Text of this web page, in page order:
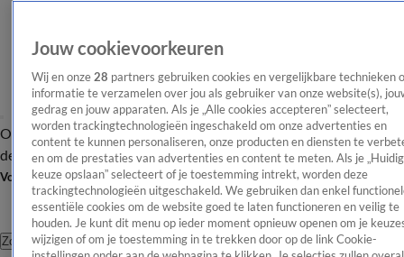
OverzichtAfleveringen Entertainment TV Algemeen
Tip
de redactieNieuwsbrief
Volg Shownieuws
Zoeken
Jouw cookievoorkeuren
Wij en onze 28 partners gebruiken cookies en vergelijkbare technieken
informatie te verzamelen over jou als gebruiker van onze website(s),
gedrag en jouw apparaten. Als je „Alle cookies accepteren” selecteert,
worden trackingtechnologieën ingeschakeld om onze advertenties en
content te kunnen personaliseren, onze producten en diensten te
en om de prestaties van advertenties en content te meten. Als je
keuze opslaan” selecteert of je toestemming intrekt, worden deze
trackingtechnologieën uitgeschakeld. We gebruiken dan enkel
essentiële cookies om de website goed te laten functioneren en veilig te
houden. Je kunt dit menu op ieder moment opnieuw openen om je
wijzigen of om je toestemming in te trekken door op de link Cookie-